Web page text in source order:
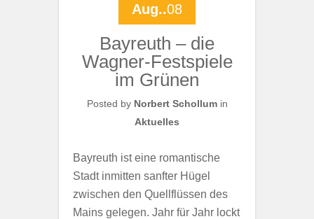
Aug..08
Bayreuth – die
Wagner-Festspiele
im Grünen
Posted by Norbert Schollumin
Aktuelles
Bayreuth ist eine romantische
Stadt inmitten sanfter Hügel
zwischen den Quellflüssen des
Mains gelegen. Jahr für Jahr lockt